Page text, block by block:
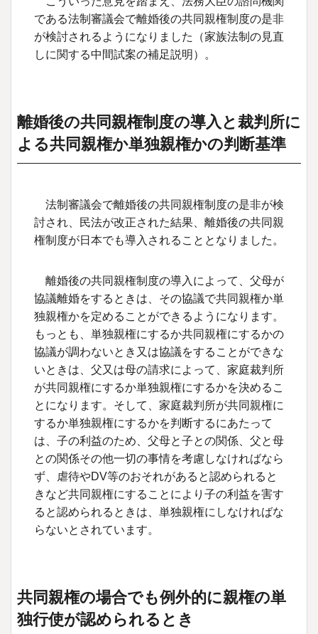
である法制審議会で離婚後の共同親権制度の是非
が検討されるようになりました（家族法制の見直
しに関する中間試案の補足説明）。
離婚後の共同親権制度の導入と裁判所に
よる共同親権か単独親権かの判断基準
法制審議会で離婚後の共同親権制度の是非が検
討され、民法が改正された結果、離婚後の共同親
権制度が日本でも導入されることとなりました。
離婚後の共同親権制度の導入によって、父母が
協議離婚をするときは、その協議で共同親権か単
独親権かを定めることができるようになります。
もっとも、単独親権にするか共同親権にするかの
協議が調わないとき又は協議をすることができな
いときは、父又は母の請求によって、家庭裁判所
が共同親権にするか単独親権にするかを決めるこ
とになります。そして、家庭裁判所が共同親権に
するか単独親権にするかを判断するにあたって
は、子の利益のため、父母と子との関係、父と母
との関係その他一切の事情を考慮しなければなら
ず、虐待やDV等のおそれがあると認められると
きなど共同親権にすることにより子の利益を害す
ると認められるときは、単独親権にしなければな
らないとされています。
共同親権の場合でも例外的に親権の単
独行使が認められるとき